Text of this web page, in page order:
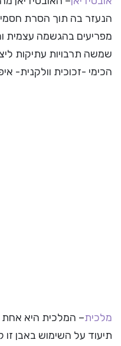
הנעזר בה תוך הסרת
מפריעים בהגשמה עצמית
שמשה תרבויות עתיקות
הכימי -זכוכית וולקנית-
מלכית– המלכית היא אחת
תיעוד על השימוש באבן